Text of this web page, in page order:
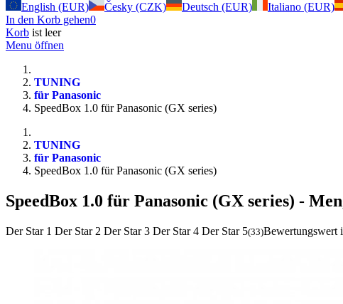
English (EUR)
Česky (CZK) Deutsch (EUR) Italiano (EUR)
In den Korb gehen0
Korb ist leer
Menu öffnen
TUNING
für Panasonic
SpeedBox 1.0 für Panasonic (GX series)
TUNING
für Panasonic
SpeedBox 1.0 für Panasonic (GX series)
SpeedBox 1.0 für Panasonic (GX series) -
Der Star 1 Der Star 2 Der Star 3 Der Star 4 Der Star 5(33)Bewertungswert